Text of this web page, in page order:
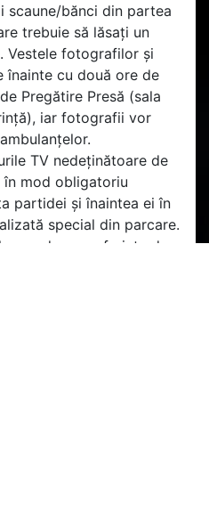
scaune/bănci din partea
trebuie să lăsați un
Vestele fotografilor și
înainte cu două ore de
Pregătire Presă (sala
iar fotografii vor
TV nedeținătoare de
mod obligatoriu
partidei și înaintea ei în
special din parcare.
doar conferința de